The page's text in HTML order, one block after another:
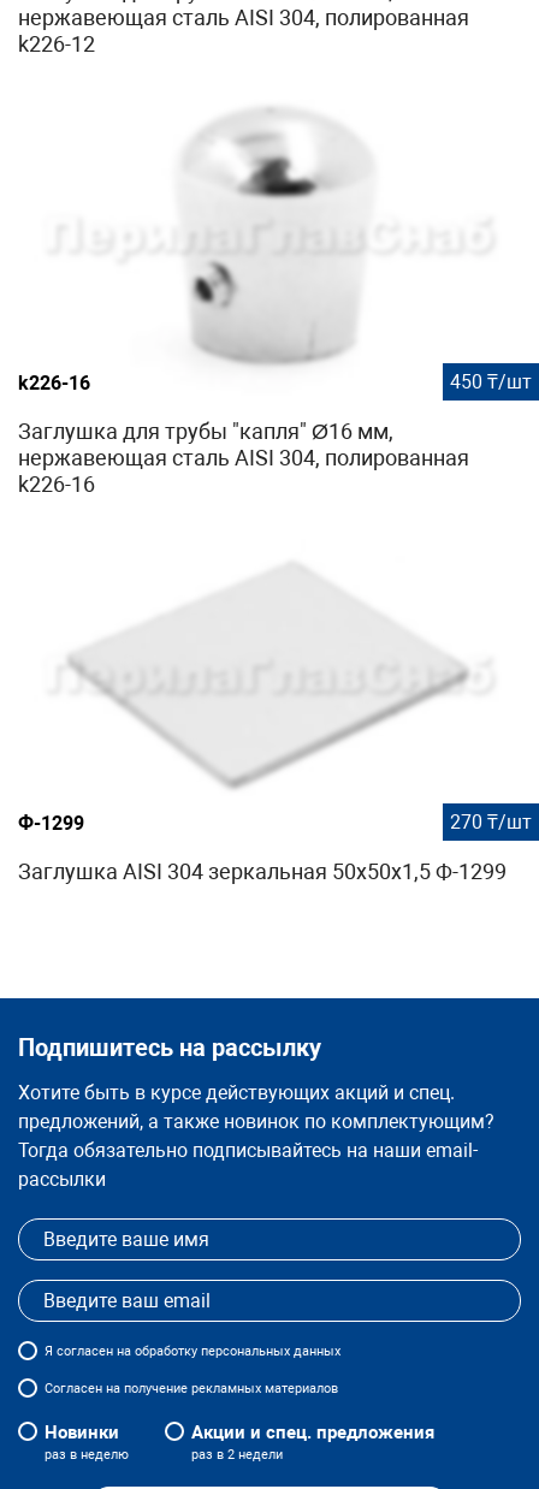
нержавеющая сталь AISI 304, полированная
k226-12
k226-16 450 ₸/шт
Заглушка для трубы "капля" Ø16 мм,
нержавеющая сталь AISI 304, полированная
k226-16
Ф-1299 270 ₸/шт
Заглушка AISI 304 зеркальная 50х50х1,5 Ф-1299
Подпишитесь на рассылку
Хотите быть в курсе действующих акций и спец.
предложений, а также новинок по комплектующим?
Тогда обязательно подписывайтесь на наши email-
рассылки
Я согласен на обработку персональных данных
Согласен на получение рекламных материалов
Новинки
раз в неделю
Акции и спец. предложения
раз в 2 недели